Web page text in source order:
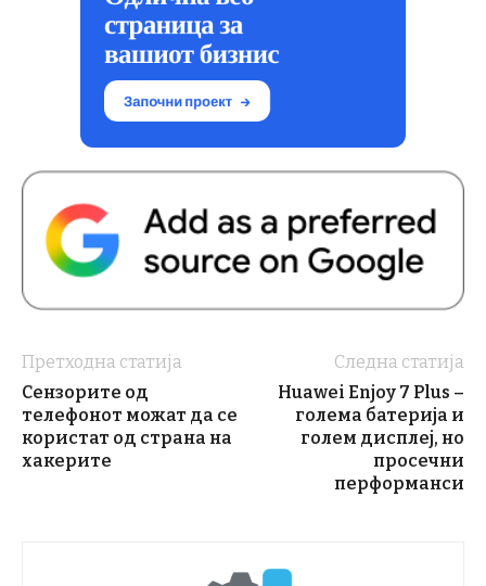
Претходна статија
Сензорите од
телефонот можат да се
користат од страна на
хакерите
Следна статија
Huawei Enjoy 7 Plus –
голема батерија и
голем дисплеј, но
просечни
перформанси